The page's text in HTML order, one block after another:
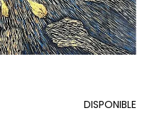
DISPONIBLE